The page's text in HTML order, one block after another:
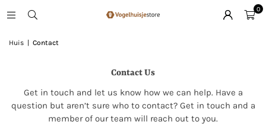
0
Huis Contact
Contact Us
Get in touch and let us know how we can help. Have a
question but aren’t sure who to contact? Get in touch and a
member of our team will reach out to you.